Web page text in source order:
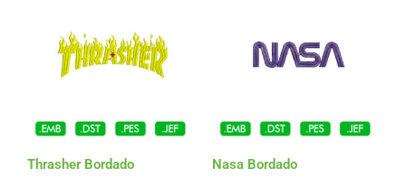
Thrasher Bordado
Nasa Bordado